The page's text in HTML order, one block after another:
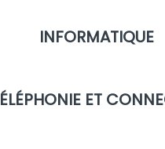
INFORMATIQUE
ÉLÉPHONIE ET